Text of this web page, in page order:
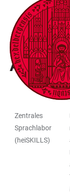
LINKS
ZUR
ZUM
HAUPTINHALT
HAUPTNAVIGATION
ÖFFNEN
WEBSEITENSUCHE
ÖFFNEN
CAMPUS KOMPASS
TABELLE
Zentrales
Sprachlabor
(heiSKILLS)